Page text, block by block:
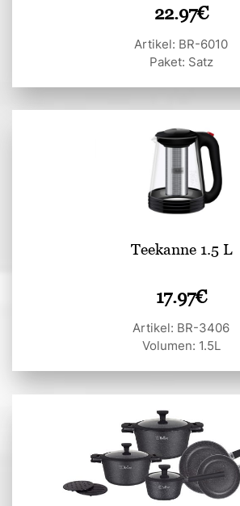
22.97€
Artikel: BR-6010
Paket: Satz
Teekanne 1.5 L
17.97€
Artikel: BR-3406
Volumen: 1.5L